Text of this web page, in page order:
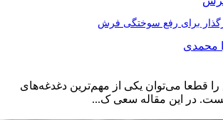
برای رفع سوختگی فرش
محمدی
قطعا می‌توان یکی از مهم‌ترین دغدغه‌های
در این مقاله سعی ک...